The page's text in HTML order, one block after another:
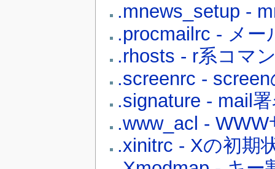
.mnews_setup -
.procmailrc - メー
.rhosts - r系コマ
.screenrc -
.signature - mail
.www_acl -
.xinitrc - Xの初期